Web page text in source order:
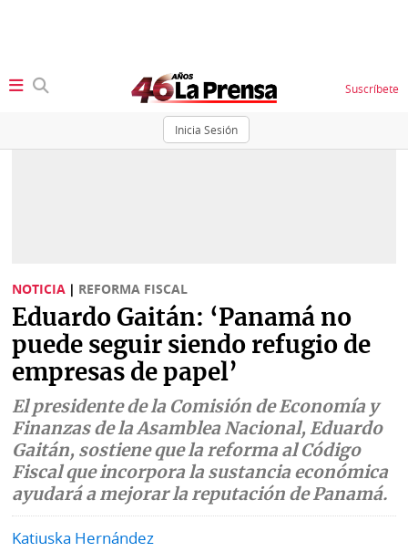
Inicia Sesión
Suscríbete
Sociedad
Judiciales
Política
Economía
Mundo
Deportes
Tecnología
Status
K
Vivir+
Opinión
Blogs
Fotografías
NOTICIA | REFORMA FISCAL
Eduardo Gaitán: ‘Panamá no
puede seguir siendo refugio de
empresas de papel’
El presidente de la Comisión de Economía y
Finanzas de la Asamblea Nacional, Eduardo
Gaitán, sostiene que la reforma al Código
Fiscal que incorpora la sustancia económica
ayudará a mejorar la reputación de Panamá.
Katiuska Hernández